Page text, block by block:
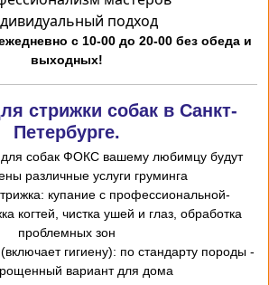
подход
с 10-00 до 20-00 без обеда и
выходных!
стрижки собак в Санкт-
Петербурге.
для собак ФОКС вашему любимцу будут
различные услуги груминга
купание с профессиональной
когтей, чистка ушей и глаз, обработка
проблемных зон
гигиену): по стандарту породы
вариант для дома